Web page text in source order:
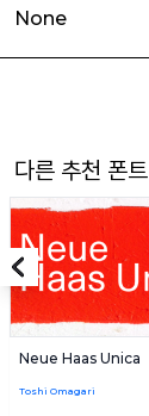
None
다른 추천 폰트
Neue Haas Unica
Toshi Omagari